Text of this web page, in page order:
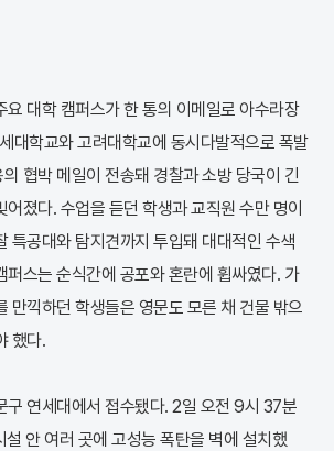
요 대학 캠퍼스가 한 통의 이메일로 아수라장
대학교와 고려대학교에 동시다발적으로 폭발
협박 메일이 전송돼 경찰과 소방 당국이 긴
졌다. 수업을 듣던 학생과 교직원 수만 명이
특공대와 탐지견까지 투입돼 대대적인 수색
퍼스는 순식간에 공포와 혼란에 휩싸였다. 가
만끽하던 학생들은 영문도 모른 채 건물 밖으
했다.
구 연세대에서 접수됐다. 2일 오전 9시 37분
설 안 여러 곳에 고성능 폭탄을 벽에 설치했